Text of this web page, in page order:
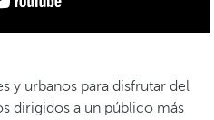
y urbanos para disfrutar del
dirigidos a un público más